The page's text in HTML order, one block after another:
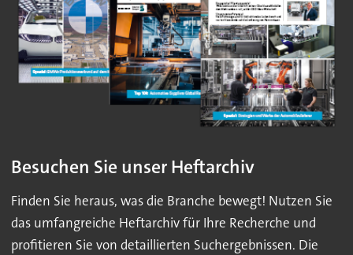
Besuchen Sie unser Heftarchiv
Finden Sie heraus, was die Branche bewegt! Nutzen Sie
das umfangreiche Heftarchiv für Ihre Recherche und
profitieren Sie von detaillierten Suchergebnissen. Die